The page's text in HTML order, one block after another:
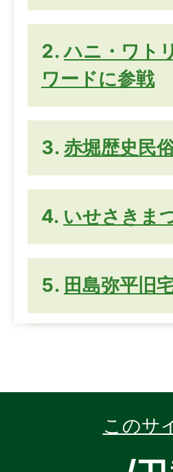
ハニ・ワト
ワードに参戦
赤堀歴史民
いせさきま
田島弥平旧
このサ